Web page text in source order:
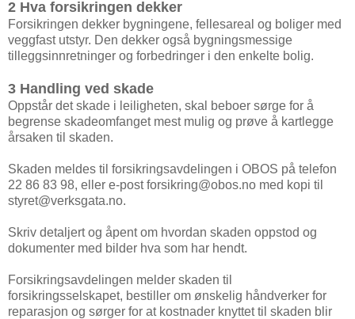
2 Hva forsikringen dekker
Forsikringen dekker bygningene, fellesareal og boliger med
veggfast utstyr. Den dekker også bygningsmessige
tilleggsinnretninger og forbedringer i den enkelte bolig.
3 Handling ved skade
Oppstår det skade i leiligheten, skal beboer sørge for å
begrense skadeomfanget mest mulig og prøve å kartlegge
årsaken til skaden.
Skaden meldes til forsikringsavdelingen i OBOS på telefon
22 86 83 98, eller e-post forsikring@obos.no med kopi til
styret@verksgata.no.
Skriv detaljert og åpent om hvordan skaden oppstod og
dokumenter med bilder hva som har hendt.
Forsikringsavdelingen melder skaden til
forsikringsselskapet, bestiller om ønskelig håndverker for
reparasjon og sørger for at kostnader knyttet til skaden blir